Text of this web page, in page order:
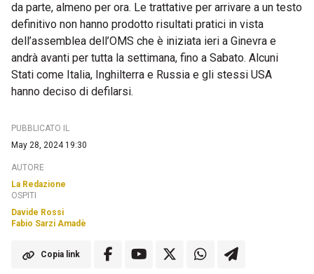
da parte, almeno per ora. Le trattative per arrivare a un testo
definitivo non hanno prodotto risultati pratici in vista
dell’assemblea dell’OMS che è iniziata ieri a Ginevra e
andrà avanti per tutta la settimana, fino a Sabato. Alcuni
Stati come Italia, Inghilterra e Russia e gli stessi USA
hanno deciso di defilarsi.
PUBBLICATO IL
May 28, 2024 19:30
AUTORE
La Redazione
OSPITI
Davide Rossi
Fabio Sarzi Amadè
Copia link